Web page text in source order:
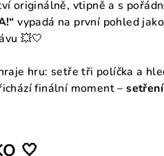
originálně, vtipně a s
vypadá na první pohled
💥🤍
hru: setře tři políčka a
finální moment –
🤍